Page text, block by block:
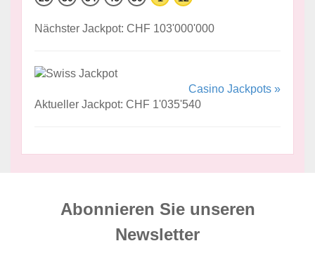
Nächster Jackpot: CHF 103'000'000
Casino Jackpots »
Aktueller Jackpot: CHF 1'035'540
Abonnieren Sie unseren
News­letter